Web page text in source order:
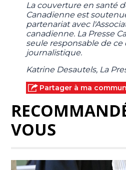
La couverture en santé
Canadienne est
partenariat avec
canadienne. La Presse
seule responsable de
journalistique.
Katrine Desautels, La
Partager à ma
VOUS